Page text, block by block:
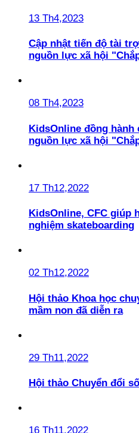
13 Th4,2023
Cập nhật tiến độ tài
nguồn lực xã hội
08 Th4,2023
KidsOnline đồng
nguồn lực xã hội
17 Th12,2022
KidsOnline, CFC giúp
nghiệm skateboarding
02 Th12,2022
Hội thảo Khoa học
mầm non đã diễn ra
29 Th11,2022
Hội thảo Chuyển đổi
16 Th11,2022